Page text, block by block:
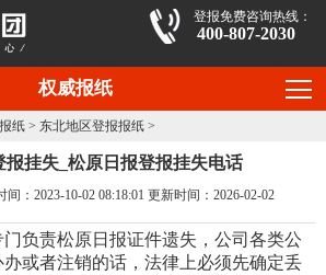
登报免费咨询热线：
400-807-2030
权威报纸
纸 > 东北地区登报报纸 >
报挂失_松原日报登报挂失电话
：2023-10-02 08:18:01 更新时间：2026-02-02
门负责松原日报证件遗失，公司各类公
或者注销的话，法律上必须先确定丢